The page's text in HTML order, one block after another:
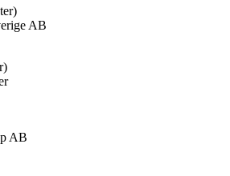
AB
AB